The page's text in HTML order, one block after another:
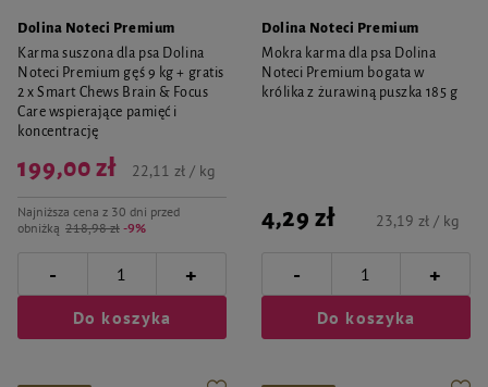
Dolina Noteci Premium
Karma suszona dla psa Dolina
Noteci Premium gęś 9 kg + gratis
2 x Smart Chews Brain & Focus
Care wspierające pamięć i
koncentrację
Najniższa cena z 30 dni przed
obniżką 218,98 zł -9%
199,00 zł 22,11 zł / kg
- +
Do koszyka
Dolina Noteci Premium
Mokra karma dla psa Dolina
Noteci Premium bogata w
królika z żurawiną puszka 185 g
4,29 zł 23,19 zł / kg
- +
Do koszyka